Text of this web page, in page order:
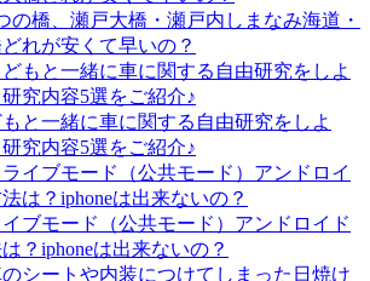
の橋、瀬戸大橋・瀬戸内しまなみ海道・
れが安くて早いの？
と一緒に車に関する自由研究をしよ
究内容5選をご紹介♪
ブモード（公共モード）アンドロイド
？iphoneは出来ないの？